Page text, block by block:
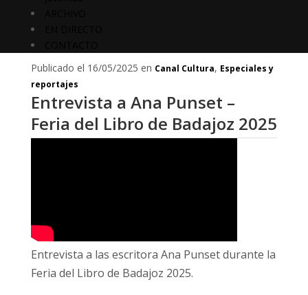
Publicado el 16/05/2025 en Canal Cultura, Especiales y
reportajes
Entrevista a Ana Punset –
Feria del Libro de Badajoz 2025
Entrevista a las escritora Ana Punset durante la
Feria del Libro de Badajoz 2025.